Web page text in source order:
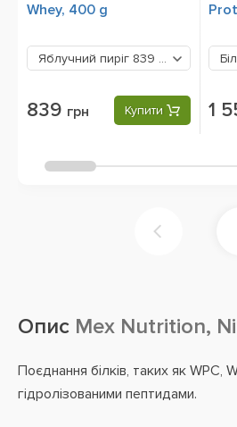
Whey, 400 g
Яблучний пиріг 839 грн
839 грн Купити 1
Опис Mex Nutrition,
Поєднання білків, таких як WPC,
гідролізованими пептидами.